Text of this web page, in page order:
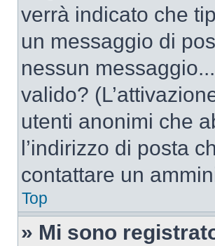
verrà indicato che
un messaggio di
nessun
valido?
utenti anonimi che
l’indirizzo di posta
contattare un
Top
» Mi sono